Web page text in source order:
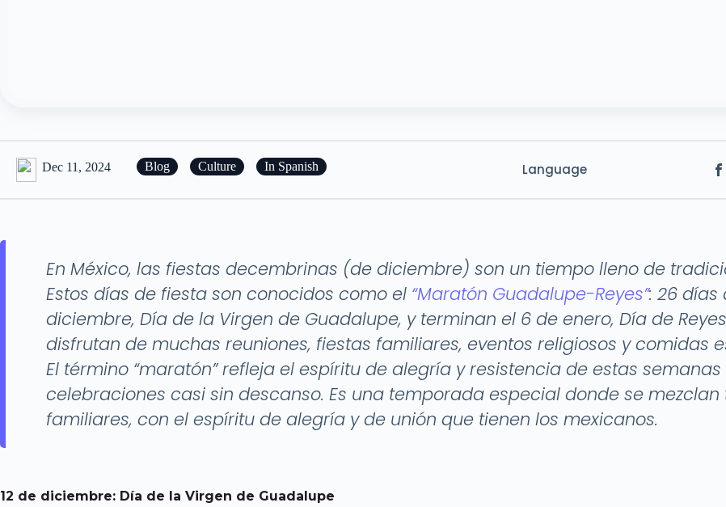
Dec 11, 2024 Blog Culture In Spanish Language
En México, las fiestas decembrinas (de diciembre) son un tiempo lleno de
Estos días de fiesta son conocidos como el “Maratón Guadalupe-Reyes”: 26 días
diciembre, Día de la Virgen de Guadalupe, y terminan el 6 de enero, Día de
disfrutan de muchas reuniones, fiestas familiares, eventos religiosos y comidas
El término “maratón” refleja el espíritu de alegría y resistencia de estas
celebraciones casi sin descanso. Es una temporada especial donde se
familiares, con el espíritu de alegría y de unión que tienen los mexicanos.
12 de diciembre: Día de la Virgen de Guadalupe